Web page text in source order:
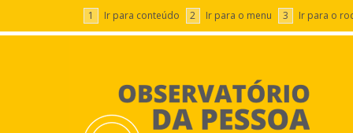
1 Ir para conteúdo 2 Ir para o menu 3 Ir para o